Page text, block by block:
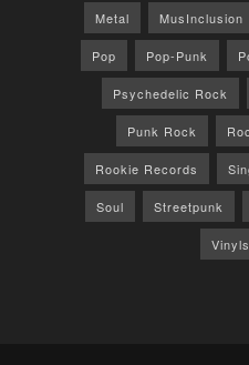
Metal MusInclusion
Pop Pop-Punk
Psychedelic Rock
Punk Rock
Rookie Records
Soul Streetpunk